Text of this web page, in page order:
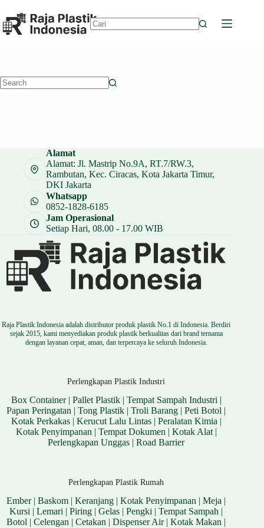
to
content
Alamat
Alamat: Jl. Mastrip No.9A, RT.7/RW.3,
Rambutan, Kec. Ciracas, Kota Jakarta Timur,
DKI Jakarta
Whatsapp
0852-1828-6185
Jam Operasional
Setiap Hari, 08.00 - 17.00 WIB
Raja Plastik Indonesia adalah distributor produk plastik No.1 di Indonesia. Berdiri
sejak 2015, kami menyediakan produk plastik berkualitas dari brand ternama
dengan layanan cepat, aman, dan terpercaya ke seluruh Indonesia.
Perlengkapan Plastik Industri
Box Container| Pallet Plastik| Tempat Sampah Industri |
Papan Peringatan |Tong Plastik |Troli Barang |Peti Botol |
Kotak Perkakas| Kerucut Lalu Lintas| Peralatan Kimia |
Kotak Penyimpanan | Tempat Dokumen | Kotak Alat|
Perlengkapan Unggas |Road Barrier
Perlengkapan Plastik Rumah
Ember|Baskom |Keranjang |Kotak Penyimpanan |Meja |
Kursi |Lemari |Piring |Gelas |Pengki |Tempat Sampah |
Botol |Celengan |Cetakan |Dispenser Air|Kotak Makan |